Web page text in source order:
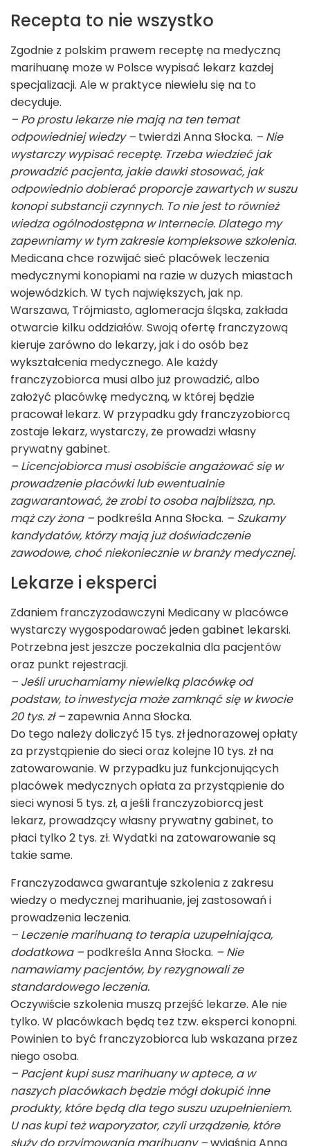
Recepta to nie wszystko
Zgodnie z polskim prawem receptę na medyczną
marihuanę może w Polsce wypisać lekarz każdej
specjalizacji. Ale w praktyce niewielu się na to
decyduje.
– Po prostu lekarze nie mają na ten temat
odpowiedniej wiedzy – twierdzi Anna Słocka. – Nie
wystarczy wypisać receptę. Trzeba wiedzieć jak
prowadzić pacjenta, jakie dawki stosować, jak
odpowiednio dobierać proporcje zawartych w suszu
konopi substancji czynnych. To nie jest to również
wiedza ogólnodostępna w Internecie. Dlatego my
zapewniamy w tym zakresie kompleksowe szkolenia.
Medicana chce rozwijać sieć placówek leczenia
medycznymi konopiami na razie w dużych miastach
wojewódzkich. W tych największych, jak np.
Warszawa, Trójmiasto, aglomeracja śląska, zakłada
otwarcie kilku oddziałów. Swoją ofertę franczyzową
kieruje zarówno do lekarzy, jak i do osób bez
wykształcenia medycznego. Ale każdy
franczyzobiorca musi albo już prowadzić, albo
założyć placówkę medyczną, w której będzie
pracował lekarz. W przypadku gdy franczyzobiorcą
zostaje lekarz, wystarczy, że prowadzi własny
prywatny gabinet.
– Licencjobiorca musi osobiście angażować się w
prowadzenie placówki lub ewentualnie
zagwarantować, że zrobi to osoba najbliższa, np.
mąż czy żona – podkreśla Anna Słocka. – Szukamy
kandydatów, którzy mają już doświadczenie
zawodowe, choć niekoniecznie w branży medycznej.
Lekarze i eksperci
Zdaniem franczyzodawczyni Medicany w placówce
wystarczy wygospodarować jeden gabinet lekarski.
Potrzebna jest jeszcze poczekalnia dla pacjentów
oraz punkt rejestracji.
– Jeśli uruchamiamy niewielką placówkę od
podstaw, to inwestycja może zamknąć się w kwocie
20 tys. zł – zapewnia Anna Słocka.
Do tego należy doliczyć 15 tys. zł jednorazowej opłaty
za przystąpienie do sieci oraz kolejne 10 tys. zł na
zatowarowanie. W przypadku już funkcjonujących
placówek medycznych opłata za przystąpienie do
sieci wynosi 5 tys. zł, a jeśli franczyzobiorcą jest
lekarz, prowadzący własny prywatny gabinet, to
płaci tylko 2 tys. zł. Wydatki na zatowarowanie są
takie same.
Franczyzodawca gwarantuje szkolenia z zakresu
wiedzy o medycznej marihuanie, jej zastosowań i
prowadzenia leczenia.
– Leczenie marihuaną to terapia uzupełniająca,
dodatkowa – podkreśla Anna Słocka. – Nie
namawiamy pacjentów, by rezygnowali ze
standardowego leczenia.
Oczywiście szkolenia muszą przejść lekarze. Ale nie
tylko. W placówkach będą też tzw. eksperci konopni.
Powinien to być franczyzobiorca lub wskazana przez
niego osoba.
– Pacjent kupi susz marihuany w aptece, a w
naszych placówkach będzie mógł dokupić inne
produkty, które będą dla tego suszu uzupełnieniem.
U nas kupi też waporyzator, czyli urządzenie, które